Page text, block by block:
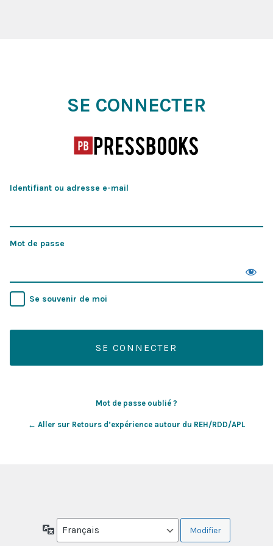
SE CONNECTER
Identifiant ou adresse e-mail
Mot de passe
Se souvenir de moi
Mot de passe oublié ?
← Aller sur Retours d’expérience autour du REH/RDD/APL
Langue